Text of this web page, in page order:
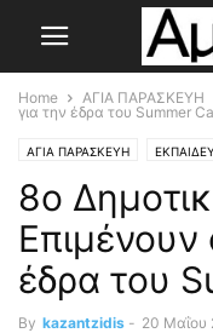
Home ΑΓΙΑ ΠΑΡΑΣΚΕΥΗ
για την έδρα του Summer
ΑΓΙΑ ΠΑΡΑΣΚΕΥΗ
8ο
Επιμένουν
έδρα του
By kazantzidis - 20 Μαΐου